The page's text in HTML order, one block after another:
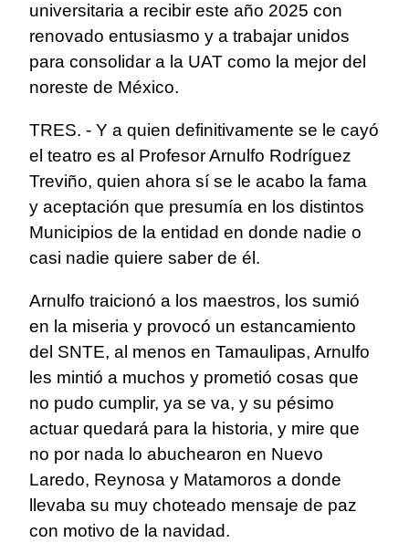
universitaria a recibir este año 2025 con
renovado entusiasmo y a trabajar unidos
para consolidar a la UAT como la mejor del
noreste de México.
TRES. - Y a quien definitivamente se le cayó
el teatro es al Profesor Arnulfo Rodríguez
Treviño, quien ahora sí se le acabo la fama
y aceptación que presumía en los distintos
Municipios de la entidad en donde nadie o
casi nadie quiere saber de él.
Arnulfo traicionó a los maestros, los sumió
en la miseria y provocó un estancamiento
del SNTE, al menos en Tamaulipas, Arnulfo
les mintió a muchos y prometió cosas que
no pudo cumplir, ya se va, y su pésimo
actuar quedará para la historia, y mire que
no por nada lo abuchearon en Nuevo
Laredo, Reynosa y Matamoros a donde
llevaba su muy choteado mensaje de paz
con motivo de la navidad.